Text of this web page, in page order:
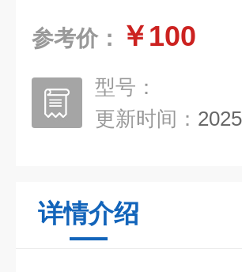
参考价： ￥100
型号：
更新时间：
详情介绍